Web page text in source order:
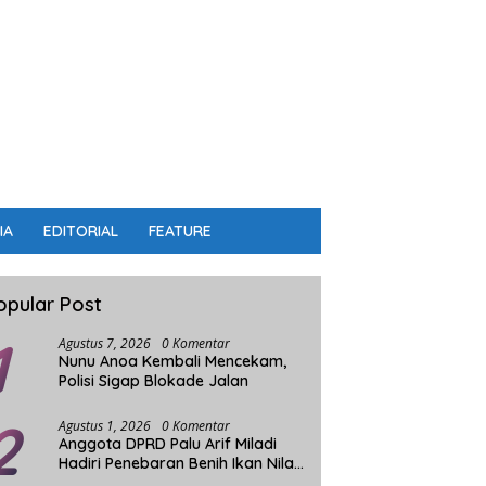
EDITORIAL FEATURE
Post
Agustus 7, 2026 0 Komentar
Nunu Anoa Kembali Mencekam,
Polisi Sigap Blokade Jalan
Agustus 1, 2026 0 Komentar
Anggota DPRD Palu Arif Miladi
Hadiri Penebaran Benih Ikan Nila